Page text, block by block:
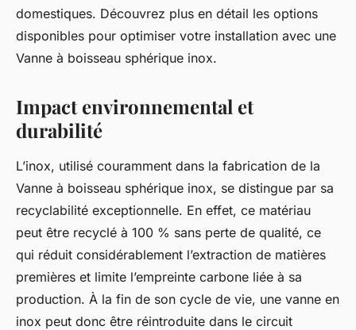
domestiques. Découvrez plus en détail les options
disponibles pour optimiser votre installation avec une
Vanne à boisseau sphérique inox.
Impact environnemental et
durabilité
L’inox, utilisé couramment dans la fabrication de la
Vanne à boisseau sphérique inox, se distingue par sa
recyclabilité exceptionnelle. En effet, ce matériau
peut être recyclé à 100 % sans perte de qualité, ce
qui réduit considérablement l’extraction de matières
premières et limite l’empreinte carbone liée à sa
production. À la fin de son cycle de vie, une vanne en
inox peut donc être réintroduite dans le circuit